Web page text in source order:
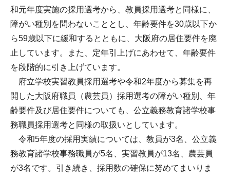
和元年度実施の採用選考から、教員採用選考と同様に、
障がい種別を問わないこととし、年齢要件を30歳以下か
ら59歳以下に緩和するとともに、大阪府の居住要件を廃
止しています。また、定年引上げにあわせて、年齢要件
を段階的に引き上げています。
府立学校実習教員採用選考や令和2年度から募集を再
開した大阪府職員（農芸員）採用選考の障がい種別、年
齢要件及び居住要件についても、公立義務教育諸学校事
務職員採用選考と同様の取扱いとしています。
令和5年度の採用実績については、教員が3名、公立義
務教育諸学校事務職員が5名、実習教員が13名、農芸員
が3名です。引き続き、採用数の確保に努めてまいりま